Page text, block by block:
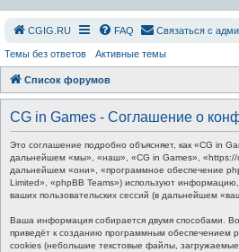
СGIG.RU FAQ Связаться с
Темы без ответов Активные темы
Список форумов
CG in Games - Соглашение о
Это соглашение подробно объясняет, как «CG in
дальнейшем «мы», «наш», «CG in Games», «https://
дальнейшем «они», «программное обеспечение
Limited», «phpBB Teams») используют
ваших пользовательских сессий (в дальнейшем
Ваша информация собирается двумя способами.
приведёт к созданию программным обеспечением
cookies (небольшие текстовые файлы,